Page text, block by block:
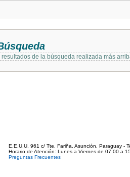
de la búsqueda realizada más
E.E.U.U. 961 c/ Tte. Fariña. Asunción, Paraguay -
Horario de Atención: Lunes a Viernes de 07:00 a
Preguntas Frecuentes